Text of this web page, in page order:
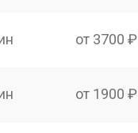
от 3700 ₽
от 1900 ₽